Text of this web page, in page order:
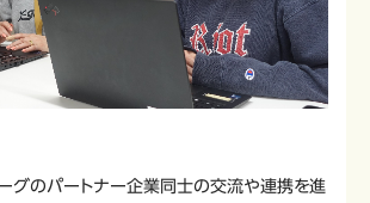
グのパートナー企業同士の交流や連携を進